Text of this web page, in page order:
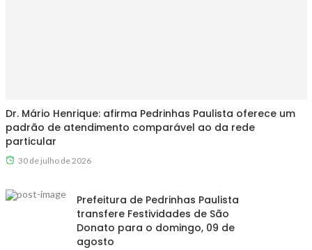
Dr. Mário Henrique: afirma Pedrinhas Paulista oferece um
padrão de atendimento comparável ao da rede
particular
30 de julho de 2026
Prefeitura de Pedrinhas Paulista
transfere Festividades de São
Donato para o domingo, 09 de
agosto